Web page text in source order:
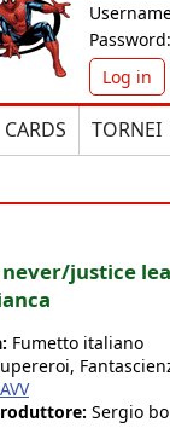
Password:
Log in
CARDS TORNEI
justice
Fumetto italiano
Sergio